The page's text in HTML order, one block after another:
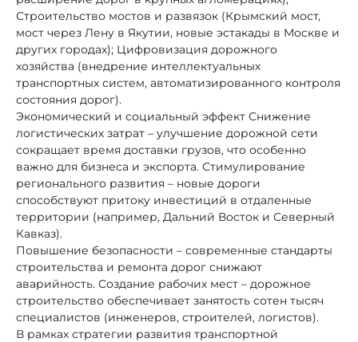
Строительство мостов и развязок (Крымский мост,
мост через Лену в Якутии, новые эстакады в Москве и
других городах); Цифровизация дорожного
хозяйства (внедрение интеллектуальных
транспортных систем, автоматизированного контроля
состояния дорог).
Экономический и социальный эффект Снижение
логистических затрат – улучшение дорожной сети
сокращает время доставки грузов, что особенно
важно для бизнеса и экспорта. Стимулирование
регионального развития – новые дороги
способствуют притоку инвестиций в отдаленные
территории (например, Дальний Восток и Северный
Кавказ).
Повышение безопасности – современные стандарты
строительства и ремонта дорог снижают
аварийность. Создание рабочих мест – дорожное
строительство обеспечивает занятость сотен тысяч
специалистов (инженеров, строителей, логистов).
В рамках стратегии развития транспортной